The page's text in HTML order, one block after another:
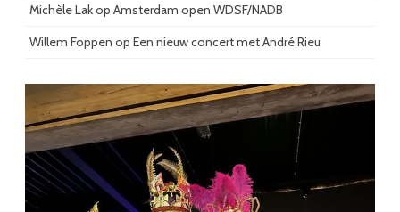
Michèle Lakop Amsterdam open WDSF/NADB
Willem Foppen op Een nieuw concert met André Rieu